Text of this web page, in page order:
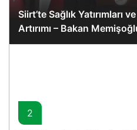
Siirt’te Sağlık Yatırımları
Artırımı – Bakan
2